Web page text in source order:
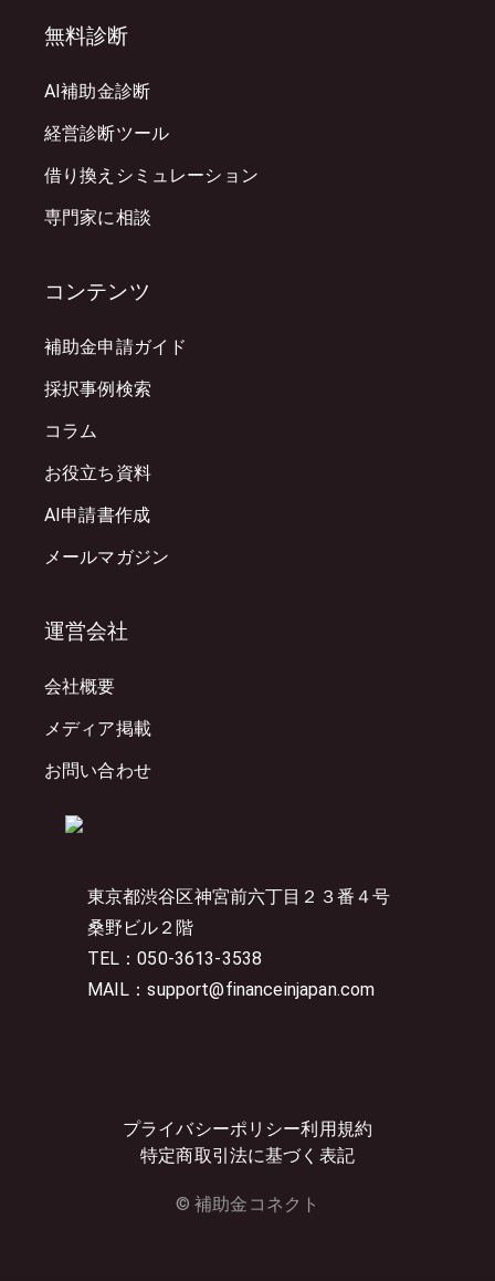
東京都渋谷区神宮前六丁目２３番４号
桑野ビル２階
TEL：050-3613-3538
MAIL：support@financeinjapan.com
プライバシーポリシー利用規約
特定商取引法に基づく表記
© 補助金コネクト
無料診断
AI補助金診断
経営診断ツール
借り換えシミュレーション
専門家に相談
コンテンツ
補助金申請ガイド
採択事例検索
コラム
お役立ち資料
AI申請書作成
メールマガジン
運営会社
会社概要
メディア掲載
お問い合わせ